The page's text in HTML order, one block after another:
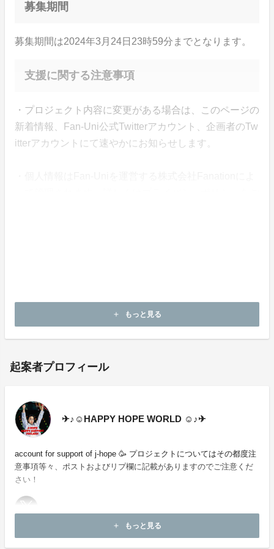
募集期間
募集期間は2024年3月24日23時59分までとなります。
支援に関する注意事項
・プロジェクト内容に変更がある場合は、このページの
新着情報、Fan-Uni公式Twitterアカウント、企画者のTw
itterアカウントにて速やかにお知らせします。
所等へのお問い合わせはご遠慮願います。
add もっと見る
起案者プロフィール
✈︎♪☺︎HAPPY HOPE WORLD ☺︎♪✈︎
account for support of j-hope 🥳 プロジェクトについてはその都度注
意事項等々、ポストおよびリプ欄に記載がありますのでご注意くだ
さい！
add もっと見る